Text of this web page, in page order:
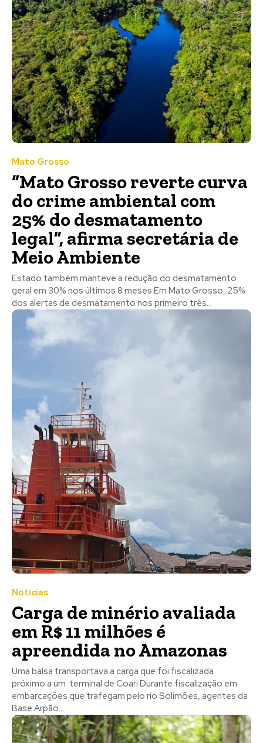
Mato Grosso
“Mato Grosso reverte curva
do crime ambiental com
25% do desmatamento
legal”, afirma secretária de
Meio Ambiente
Estado também manteve a redução do desmatamento
geral em 30% nos últimos 8 meses Em Mato Grosso, 25%
dos alertas de desmatamento nos primeiro três...
Notícias
Carga de minério avaliada
em R$ 11 milhões é
apreendida no Amazonas
Uma balsa transportava a carga que foi fiscalizada
próximo a um terminal de Coari Durante fiscalização em
embarcações que trafegam pelo rio Solimões, agentes da
Base Arpão...